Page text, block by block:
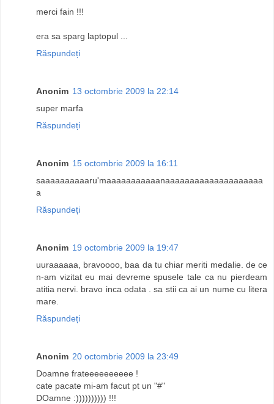
merci fain !!!
era sa sparg laptopul ...
Răspundeți
Anonim 13 octombrie 2009 la 22:14
super marfa
Răspundeți
Anonim 15 octombrie 2009 la 16:11
saaaaaaaaaaru'maaaaaaaaaaanaaaaaaaaaaaaaaaaaaaa
a
Răspundeți
Anonim 19 octombrie 2009 la 19:47
uuraaaaaa, bravoooo, baa da tu chiar meriti medalie. de ce
n-am vizitat eu mai devreme spusele tale ca nu pierdeam
atitia nervi. bravo inca odata . sa stii ca ai un nume cu litera
mare.
Răspundeți
Anonim 20 octombrie 2009 la 23:49
Doamne frateeeeeeeeee !
cate pacate mi-am facut pt un "#"
DOamne :)))))))))) !!!